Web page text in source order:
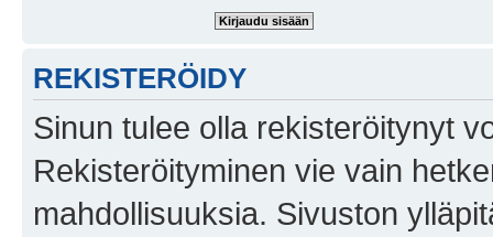
REKISTERÖIDY
Sinun tulee olla rekisteröitynyt
Rekisteröityminen vie vain
mahdollisuuksia. Sivuston